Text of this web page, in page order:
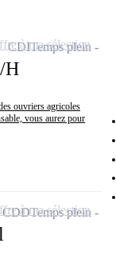
H
ouvriers agricoles
vous aurez pour
CDITemps plein
à ma sélection
CDDTemps plein
à ma sélection